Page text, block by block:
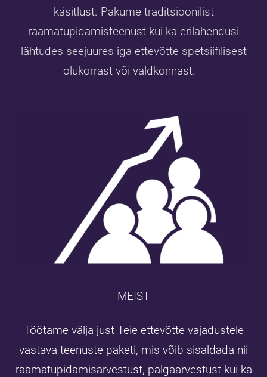
käsitlust. Pakume traditsioonilist
raamatupidamisteenust kui ka erilahendusi
lähtudes seejuures iga ettevõtte spetsiifilisest
olukorrast või valdkonnast.
MEIST
Töötame välja just Teie ettevõtte vajadustele
vastava teenuste paketi, mis võib sisaldada nii
raamatupidamisarvestust, palgaarvestust kui ka